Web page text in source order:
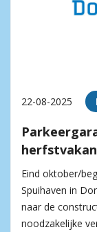
22-08-2025
Eind oktober/
Spuihaven in
naar de
noodzakelijke